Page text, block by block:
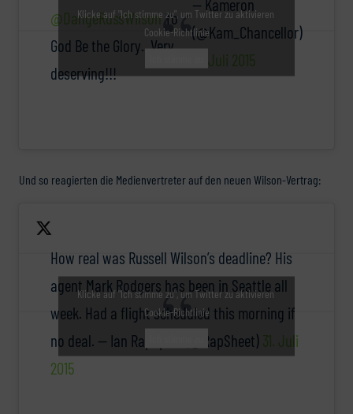
@DangeRussWilsonTo
God Be the Glory.. Very
deserving!!!
— Kameron
(@Kam_Chancellor)
31. Juli 2015
Klicke auf "Ich stimme zu", um Twitter zu aktivieren
Cookie-Richtlinie
Und so reagierten die Medienvertreter auf den neuen Wilson-Vertrag:
How real was Russell Wilson’s deadline? His
agent Mark Rodgers has been in Seattle all
week. Had a flight scheduled this morning if
no deal. — Ian Rapoport (@RapSheet) 31. Juli
2015
Klicke auf "Ich stimme zu", um Twitter zu aktivieren
Cookie-Richtlinie